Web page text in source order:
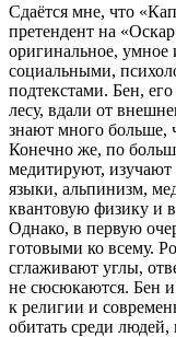
Сдаётся мне, что
претендент на
оригинальное, умное
социальными,
подтекстами. Бен,
лесу, вдали от
знают много больше,
Конечно же, по
медитируют, изучают
языки, альпинизм,
квантовую физику и
Однако, в первую
готовыми ко всему.
сглаживают углы,
не сюсюкаются. Бен и
к религии и
обитать среди